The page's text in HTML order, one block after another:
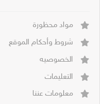
مواد محظورة
شروط وأحكام الموقع
الخصوصيه
التعليمات
معلومات عننا